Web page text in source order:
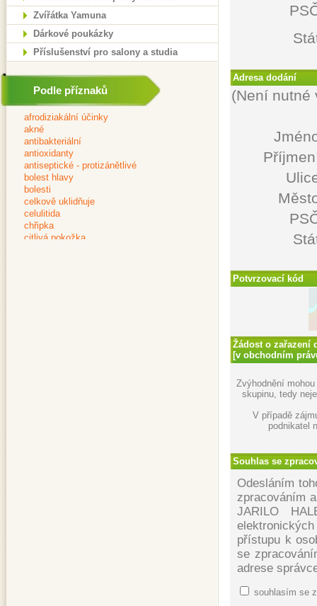
Zvířátka Yamuna
Dárkové poukázky
Příslušenství pro salony a studia
Podle příznaků
Adresa dodání
(Není nutné
Potvrzovací kód
Žádost o zařazení
[v obchodním
Zvýhodnění
skupinu, tedy
V případě
podnikatel
Souhlas se
Odesláním
zpracováním
JARILO
přístupu k
se
adrese
souhlasím se